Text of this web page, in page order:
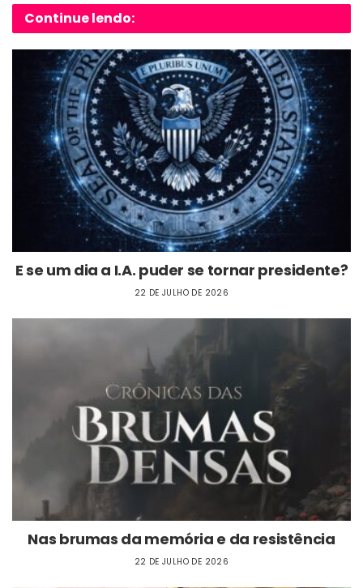
Continue lendo:
E se um dia a I.A. puder se tornar presidente?
22 DE JULHO DE 2026
Nas brumas da memória e da resistência
22 DE JULHO DE 2026